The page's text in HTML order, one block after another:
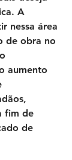
A
nessa área
de obra no
aumento
fim de
de